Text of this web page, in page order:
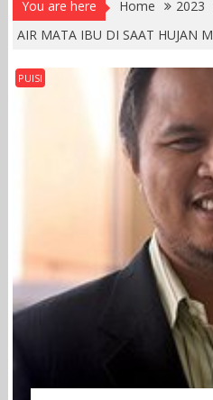
You are here Home 2023
AIR MATA IBU DI SAAT HUJAN
PUISI